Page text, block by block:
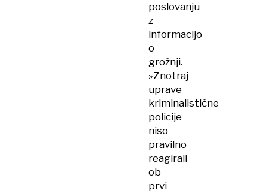
poslovanju
z
informacijo
o
grožnji.
»Znotraj
uprave
kriminalistične
policije
niso
pravilno
reagirali
ob
prvi